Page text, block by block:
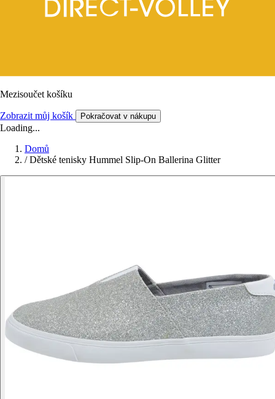
Mezisoučet košíku
Zobrazit můj košík Pokračovat v nákupu
Loading...
Domů
/ Dětské tenisky Hummel Slip-On Ballerina Glitter